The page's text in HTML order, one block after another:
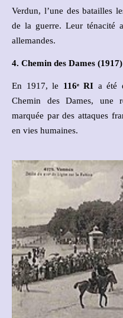
Verdun, l’une des batailles
de la guerre. Leur ténacité
allemandes.
4. Chemin des Dames (1917)
En 1917, le 116ᵉRI a été
Chemin des Dames, une
marquée par des attaques
en vies humaines.